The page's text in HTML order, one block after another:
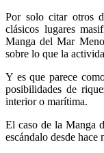
Por solo citar otros
clásicos lugares
Manga del Mar
sobre lo que la
Y es que parece
posibilidades de
interior o marítima.
El caso de la Manga
escándalo desde hace